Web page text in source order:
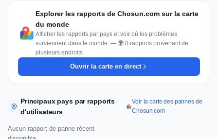
Explorer les rapports de Chosun.com sur la carte
du monde
Afficher les rapports par pays et voir où les problèmes
surviennent dans le monde. — 🌍 0 rapports provenant de
plusieurs endroits
Ouvrir la carte en direct
Principaux pays par rapports
d'utilisateurs
Voir la carte des pannes de
Chosun.com
Aucun rapport de panne récent